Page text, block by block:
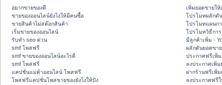
อยากขายของดี
ขายของออนไลน์ยังไงให้มีคนซื้อ
ขายสินค้าไม่สต๊อกสินค้า
เริ่มขายของออนไลน์
รับทำ seo ด่วน
smf โพสฟรี
smf ขายของออนไลน์อะไรดี
smf โพสฟรี
แคปชั่นแม่ค้าออนไลน์ โพสฟรี
โพสฟรีแคปชั่นโพสขายของยังไงให้ปัง
เพิ่มยอดขายให้
โปรโมทผลักดั
โปรโมทแผนก
โปรโมทวิธีกา
มีลูกค้าเพิ่ม -
ผลักดันยอดขา
ประกาศฟรีเพิ่
ลงประกาศเพิ่
ฝากร้านฟรีเพิ่
ลงประกาศฟรี